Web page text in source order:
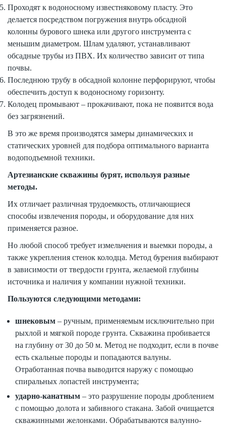
Проходят к водоносному известняковому пласту. Это
делается посредством погружения внутрь обсадной
колонны бурового шнека или другого инструмента с
меньшим диаметром. Шлам удаляют, устанавливают
обсадные трубы из ПВХ. Их количество зависит от типа
почвы.
Последнюю трубу в обсадной колонне перфорируют, чтобы
обеспечить доступ к водоносному горизонту.
Колодец промывают – прокачивают, пока не появится вода
без загрязнений.
В это же время производятся замеры динамических и
статических уровней для подбора оптимального варианта
водоподъемной техники.
Артезианские скважины бурят, используя разные
методы.
Их отличает различная трудоемкость, отличающиеся
способы извлечения породы, и оборудование для них
применяется разное.
Но любой способ требует измельчения и выемки породы, а
также укрепления стенок колодца. Метод бурения выбирают
в зависимости от твердости грунта, желаемой глубины
источника и наличия у компании нужной техники.
Пользуются следующими методами:
шнековым – ручным, применяемым исключительно при
рыхлой и мягкой породе грунта. Скважина пробивается
на глубину от 30 до 50 м. Метод не подходит, если в почве
есть скальные породы и попадаются валуны.
Отработанная почва выводится наружу с помощью
спиральных лопастей инструмента;
ударно-канатным – это разрушение породы дроблением
с помощью долота и забивного стакана. Забой очищается
скважинными желонками. Обрабатываются валунно-